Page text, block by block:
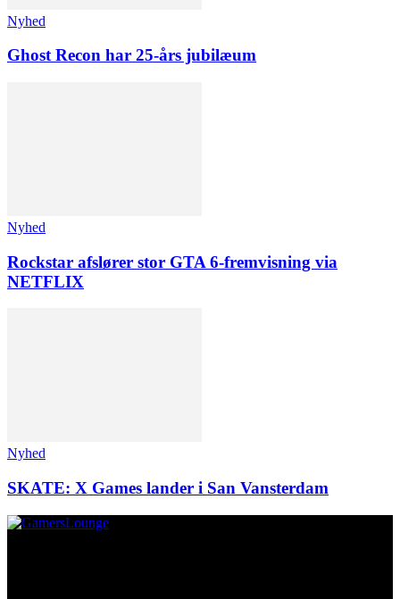
Nyhed
Ghost Recon har 25-års jubilæum
Nyhed
Rockstar afslører stor GTA 6-fremvisning via
NETFLIX
Nyhed
SKATE: X Games lander i San Vansterdam